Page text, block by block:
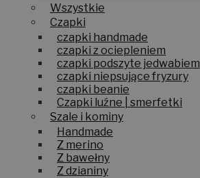
Wszystkie
Czapki
czapki handmade
czapki z ociepleniem
czapki podszyte jedwabiem
czapki niepsujące fryzury
czapki beanie
Czapki luźne | smerfetki
Szale i kominy
Handmade
Z merino
Z bawełny
Z dzianiny